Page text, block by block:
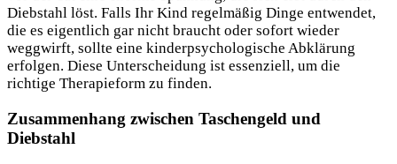
Diebstahl löst. Falls Ihr Kind regelmäßig Dinge entwendet,
die es eigentlich gar nicht braucht oder sofort wieder
weggwirft, sollte eine kinderpsychologische Abklärung
erfolgen. Diese Unterscheidung ist essenziell, um die
richtige Therapieform zu finden.
Zusammenhang zwischen Taschengeld und
Diebstahl